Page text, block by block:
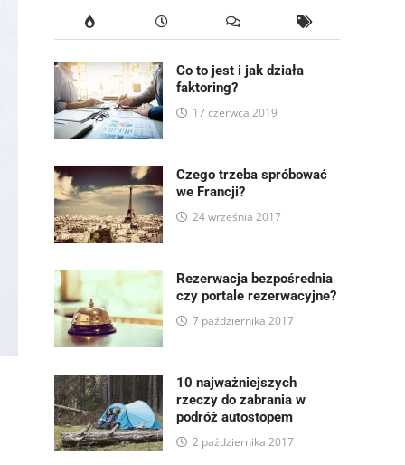
Co to jest i jak działa
faktoring?
17 czerwca 2019
Czego trzeba spróbować
we Francji?
24 września 2017
Rezerwacja bezpośrednia
czy portale rezerwacyjne?
7 października 2017
10 najważniejszych
rzeczy do zabrania w
podróż autostopem
2 października 2017